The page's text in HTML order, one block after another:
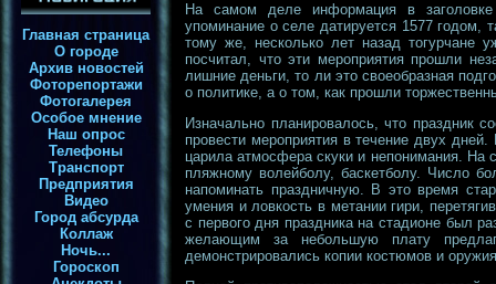
Главная страница
О городе
Архив новостей
Фоторепортажи
Фотогалерея
Особое мнение
Наш опрос
Телефоны
Транспорт
Предприятия
Видео
Город абсурда
Коллаж
Ночь...
Гороскоп
На самом деле информация в заголовке
упоминание о селе датируется 1577 годом,
тому же, несколько лет назад тогурчане
посчитал, что эти мероприятия прошли
лишние деньги, то ли это своеобразная
о политике, а о том, как прошли
Изначально планировалось, что праздник
провести мероприятия в течение двух
царила атмосфера скуки и непонимания. На
пляжному волейболу, баскетболу. Число
напоминать праздничную. В это время
умения и ловкость в метании гири,
с первого дня праздника на стадионе был
желающим за небольшую плату
демонстрировались копии костюмов и